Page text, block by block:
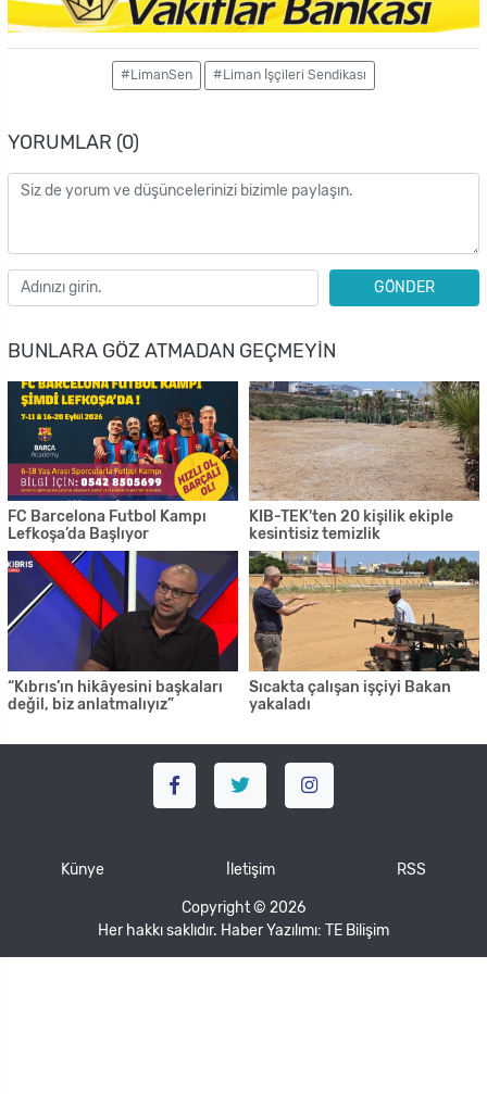
#LimanSen #Liman İşçileri Sendikası
YORUMLAR (0)
GÖNDER
BUNLARA GÖZ ATMADAN GEÇMEYIN
FC Barcelona Futbol Kampı
Lefkoşa’da Başlıyor
KIB-TEK'ten 20 kişilik ekiple
kesintisiz temizlik
“Kıbrıs’ın hikâyesini başkaları
değil, biz anlatmalıyız”
Sıcakta çalışan işçiyi Bakan
yakaladı
Künye İletişim RSS
Copyright © 2026
Her hakkı saklıdır. Haber Yazılımı: TE Bilişim